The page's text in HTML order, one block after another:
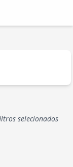
selecionados